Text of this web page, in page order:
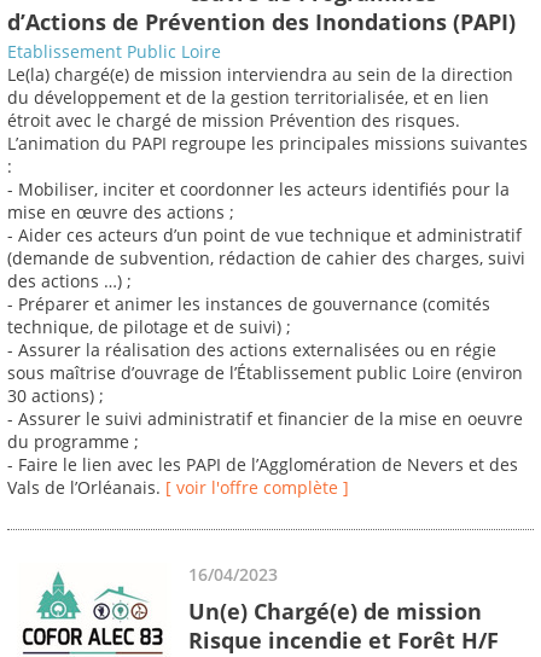
d’Actions de Prévention des Inondations (PAPI)
Etablissement Public Loire
Le(la) chargé(e) de mission interviendra au sein de la direction
du développement et de la gestion territorialisée, et en lien
étroit avec le chargé de mission Prévention des risques.
L’animation du PAPI regroupe les principales missions suivantes
:
- Mobiliser, inciter et coordonner les acteurs identifiés pour la
mise en œuvre des actions ;
- Aider ces acteurs d’un point de vue technique et administratif
(demande de subvention, rédaction de cahier des charges, suivi
des actions …) ;
- Préparer et animer les instances de gouvernance (comités
technique, de pilotage et de suivi) ;
- Assurer la réalisation des actions externalisées ou en régie
sous maîtrise d’ouvrage de l’Établissement public Loire (environ
30 actions) ;
- Assurer le suivi administratif et financier de la mise en oeuvre
du programme ;
- Faire le lien avec les PAPI de l’Agglomération de Nevers et des
Vals de l’Orléanais. [ voir l'offre complète ]
16/04/2023
Un(e) Chargé(e) de mission
Risque incendie et Forêt H/F